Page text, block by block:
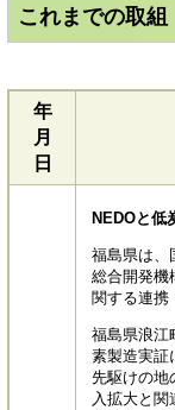
これまでの取組
年
月
日
NEDOと低
福島県は、
総合開発機
関する連携
福島県浪江
素製造実証
先駆けの地
入拡大と